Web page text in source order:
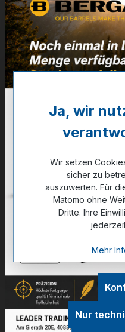
Artikelnummer:24-
Weitere Informationen
✔ohne Abzug und
999,00 €
❌ Nicht auf Lager
Noch kein Kunde?
Technische Daten
GPSR Information
Ja, wir
Wir setzen
sicher zu
auszuwerten. Für
Matomo ohne
Dritte. Ihre
Mehr
Nur